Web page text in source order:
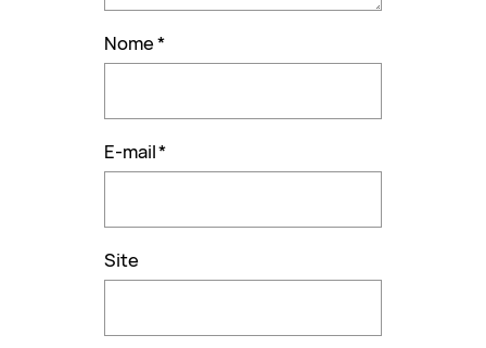
Nome*
E-mail*
Site